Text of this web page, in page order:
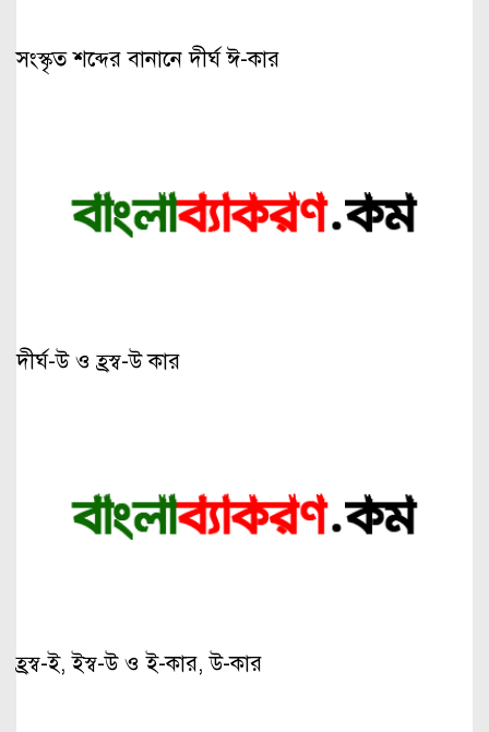
সংস্কৃত শব্দের বানানে দীর্ঘ ঈ-কার
দীর্ঘ-উ ও হ্রস্ব-উ কার
হ্রস্ব-ই, ইস্ব-উ ও ই-কার, উ-কার